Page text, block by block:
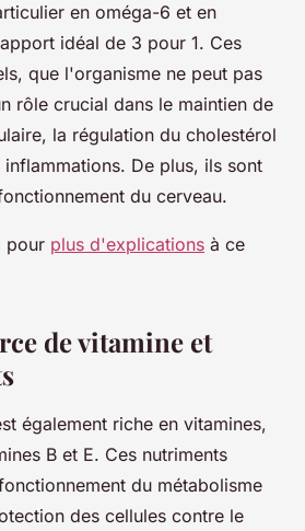
en oméga-6 et en
idéal de 3 pour 1. Ces
que l'organisme ne peut pas
rôle crucial dans le maintien de
la régulation du cholestérol
De plus, ils sont
du cerveau.
pour plus d'explications à ce
de vitamine et
également riche en vitamines,
B et E. Ces nutriments
du métabolisme
des cellules contre le